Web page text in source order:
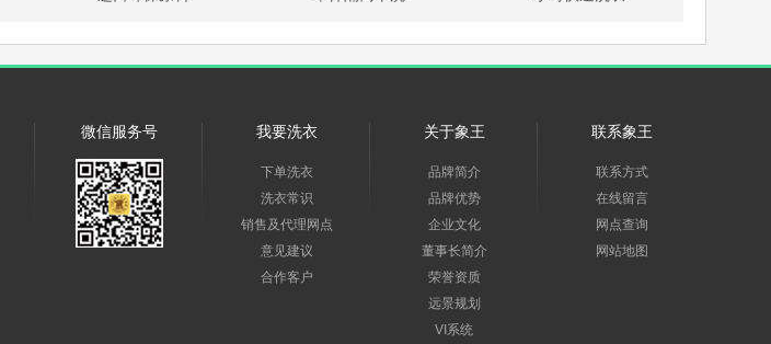
微信服务号 我要洗衣
下单洗衣
洗衣常识
销售及代理网点
意见建议
合作客户
关于象王
品牌简介
品牌优势
企业文化
董事长简介
荣誉资质
远景规划
VI系统
联系象王
联系方式
在线留言
网点查询
网站地图